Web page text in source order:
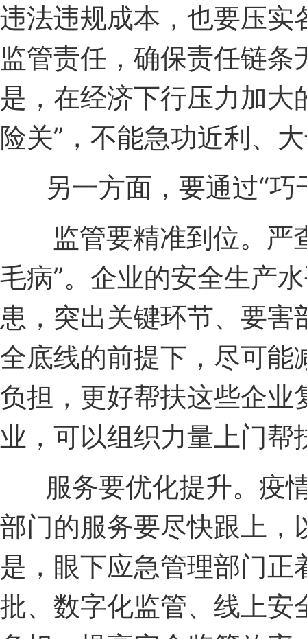
违法违规成本，也要压
监管责任，确保责任链
是，在经济下行压力加大
险关”，不能急功近利、
另一方面，要通过“巧
监管要精准到位。严查
毛病”。企业的安全生产
患，突出关键环节、要
全底线的前提下，尽可
负担，更好帮扶这些企
业，可以组织力量上门
服务要优化提升。疫
部门的服务要尽快跟上
是，眼下应急管理部门
批、数字化监管、线上